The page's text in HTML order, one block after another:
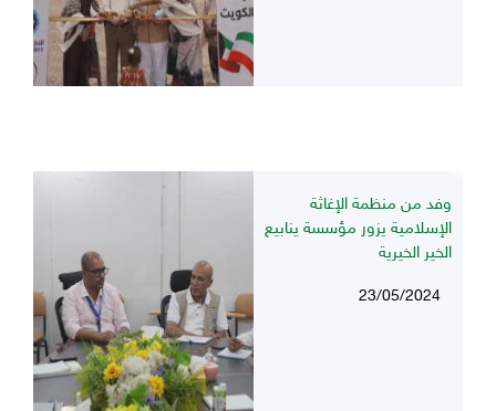
وفد من منظمة الإغاثة
الإسلامية يزور مؤسسة ينابيع
الخير الخيرية
23/05/2024